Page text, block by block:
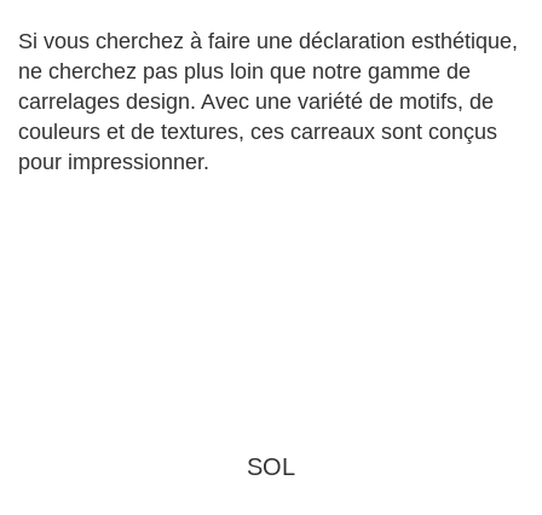
Si vous cherchez à faire une déclaration esthétique,
ne cherchez pas plus loin que notre gamme de
carrelages design. Avec une variété de motifs, de
couleurs et de textures, ces carreaux sont conçus
pour impressionner.
SOL